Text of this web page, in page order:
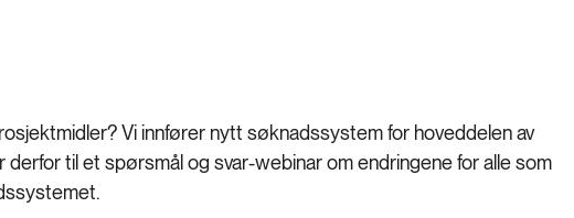
Vi innfører nytt søknadssystem for hoveddelen av
derfor til et spørsmål og svar-webinar om endringene for alle som